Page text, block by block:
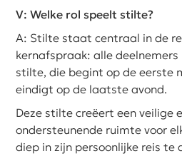
V: Welke rol speelt stilte?
A: Stilte staat centraal in de
kernafspraak: alle
stilte, die begint op de eerste
eindigt op de laatste avond.
Deze stilte creëert een veilige
ondersteunende ruimte voor
diep in zijn persoonlijke reis te